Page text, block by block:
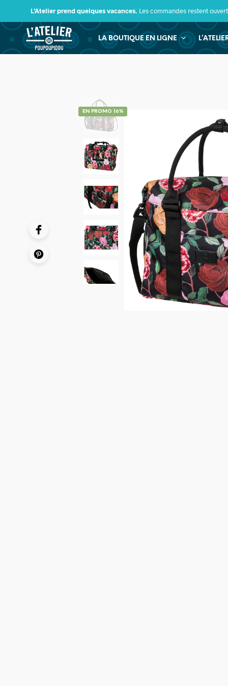
L’Atelier prend quelques vacances. Les commandes restent
LA BOUTIQUE EN LIGNE
EN PROMO 16%